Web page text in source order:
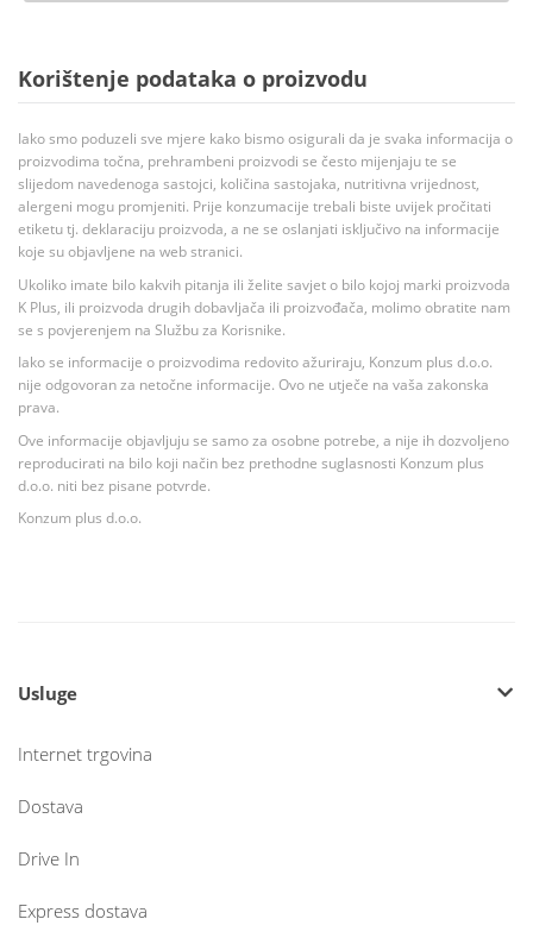
Korištenje podataka o proizvodu
Iako smo poduzeli sve mjere kako bismo osigurali da je svaka informacija o
proizvodima točna, prehrambeni proizvodi se često mijenjaju te se
slijedom navedenoga sastojci, količina sastojaka, nutritivna vrijednost,
alergeni mogu promjeniti. Prije konzumacije trebali biste uvijek pročitati
etiketu tj. deklaraciju proizvoda, a ne se oslanjati isključivo na informacije
koje su objavljene na web stranici.
Ukoliko imate bilo kakvih pitanja ili želite savjet o bilo kojoj marki proizvoda
K Plus, ili proizvoda drugih dobavljača ili proizvođača, molimo obratite nam
se s povjerenjem na Službu za Korisnike.
Iako se informacije o proizvodima redovito ažuriraju, Konzum plus d.o.o.
nije odgovoran za netočne informacije. Ovo ne utječe na vaša zakonska
prava.
Ove informacije objavljuju se samo za osobne potrebe, a nije ih dozvoljeno
reproducirati na bilo koji način bez prethodne suglasnosti Konzum plus
d.o.o. niti bez pisane potvrde.
Konzum plus d.o.o.
Usluge
Internet trgovina
Dostava
Drive In
Express dostava